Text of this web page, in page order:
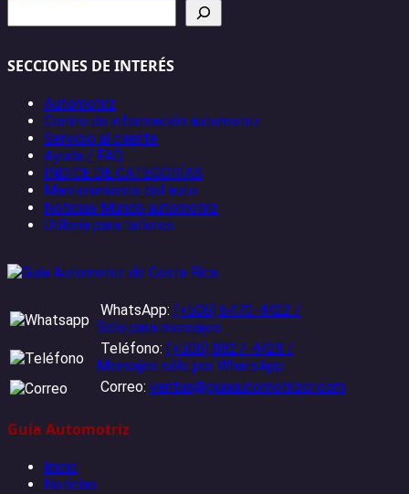
SECCIONES DE INTERÉS
Automotriz
Centro de información automotriz
Servicio al cliente
Ayuda / FAQ
ÍNDICE DE CATEGORÍAS
Mantenimiento del auto
Noticias Mundo automotriz
Utilería para talleres
WhatsApp: (+506) 6470-4422 /
Sólo para mensajes
Teléfono: (+506) 8827-4428 /
Mensajes sólo por WhatsApp
Correo: ventas@guiaautomotrizcr.com
Guía Automotriz
Inicio
Noticias